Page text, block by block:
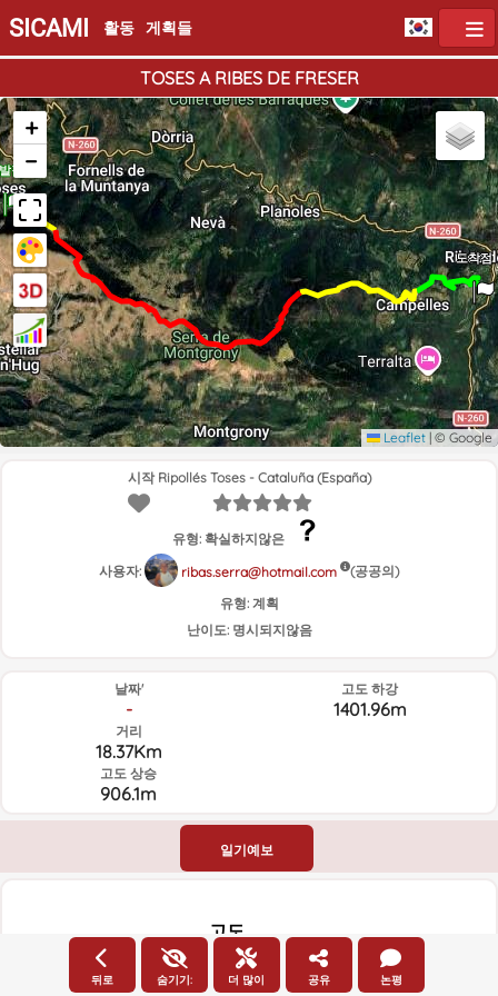
SICAMI 활동 게획들
TOSES A RIBES DE FRESER
점
도착점
+
−
Leaflet | © Google
시작 Ripollés Toses - Cataluña (España)
유형: 확실하지않은
사용자:
ribas.serra@hotmail.com
(공공의)
유형: 계획
난이도: 명시되지않음
날짜'
-
거리
18.37Km
고도 상승
906.1m
고도 하강
1401.96m
일기예보
고도
고도
뒤로 숨기기: 더 많이 공유 논평